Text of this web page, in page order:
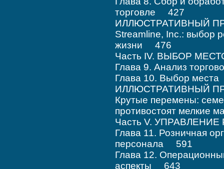
торговле 427
ИЛЛЮСТРАТИВНЫЙ
Streamline, Inc.: выбор
жизни 476
Часть IV. ВЫБОР
Глава 9. Анализ
Глава 10. Выбор
ИЛЛЮСТРАТИВНЫЙ
Крутые перемены:
противостоят мелкие
Часть V.
Глава 11. Розничная
персонала 591
Глава 12.
аспекты 643